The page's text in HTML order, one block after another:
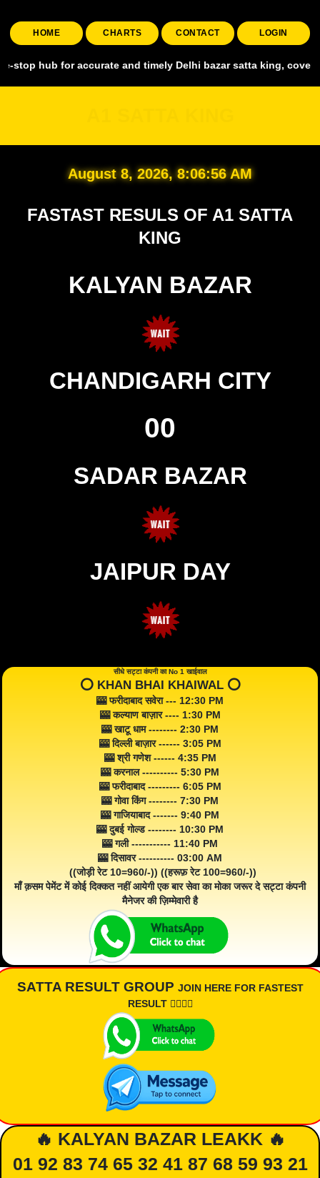
HOME CHARTS CONTACT LOGIN
accurate and timely Delhi bazar satta king, covering all
August 8, 2026, 8:06:58 AM
FASTAST RESULS OF A1 SATTA
KING
KALYAN BAZAR
CHANDIGARH CITY
00
SADAR BAZAR
JAIPUR DAY
सीधे सट्टा कंपनी का No 1 खाईवाल
⭕️ KHAN BHAI KHAIWAL ⭕️
🎰 फरीदाबाद सवेरा --- 12:30 PM
🎰 कल्याण बाज़ार ---- 1:30 PM
🎰 खाटू धाम -------- 2:30 PM
🎰 दिल्ली बाज़ार ------ 3:05 PM
🎰 श्री गणेश ------ 4:35 PM
🎰 करनाल ---------- 5:30 PM
🎰 फरीदाबाद --------- 6:05 PM
🎰 गोवा किंग -------- 7:30 PM
🎰 गाजियाबाद ------- 9:40 PM
🎰 दुबई गोल्ड -------- 10:30 PM
🎰 गली ----------- 11:40 PM
🎰 दिसावर ---------- 03:00 AM
((जोड़ी रेट 10=960/-)) ((हरूफ़ रेट 100=960/-))
माँ क़सम पेमेंट में कोई दिक्कत नहीं आयेगी एक बार सेवा का मोका जरूर दे सट्टा कंपनी
मैनेजर की ज़िम्मेवारी है
SATTA RESULT GROUP JOIN HERE FOR FASTEST
RESULT 👇🏾👇🏾
🔥 KALYAN BAZAR LEAKK 🔥
01 92 83 74 65 32 41 87 68 59 93 21